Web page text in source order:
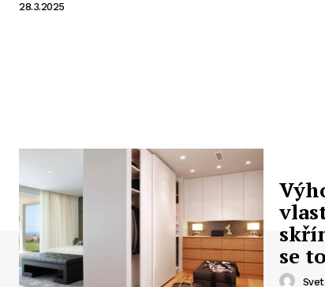
28.3.2025
se